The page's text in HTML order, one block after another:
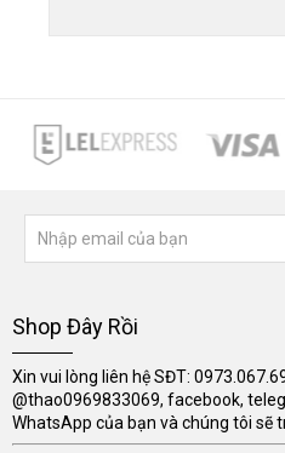
Shop Đây Rồi
Xin vui lòng liên hệ SĐT:
@thao0969833069, facebook,
WhatsApp của bạn và chúng tôi sẽ